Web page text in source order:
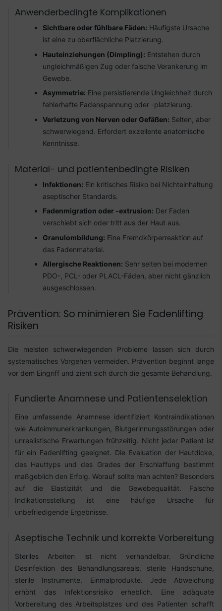
Anwenderbedingte Komplikationen
Sichtbare oder fühlbare Fäden: Häufigste Ursache
ist eine zu oberflächliche Platzierung.
Hauteinziehungen (Dimpling): Entstehen durch
ungleichmäßigen Zug oder falsche Verankerung im
Gewebe.
Asymmetrie: Eine persistierende Ungleichheit durch
fehlerhafte Fadenspannung oder -platzierung.
Verletzung von Nerven oder Gefäßen: Selten, aber
schwerwiegend. Erfordert exzellente anatomische
Kenntnisse.
Material- und patientenbedingte Risiken
Infektionen: Ein kritisches Risiko bei Nichteinhaltung
aseptischer Standards.
Fadenmigration oder -extrusion: Der Faden
verschiebt sich oder tritt aus der Haut aus.
Granulombildung: Eine Fremdkörperreaktion auf
das Fadenmaterial.
Allergische Reaktionen: Sehr selten bei modernen
PDO-, PCL- oder PLACL-Fäden, aber nicht gänzlich
ausgeschlossen.
Prävention: So minimieren Sie Fadenlifting
Risiken
Die meisten schwerwiegenden Probleme lassen sich durch
systematisches Vorgehen vermeiden. Prävention beginnt lange
vor dem Eingriff und zieht sich durch die gesamte Behandlung.
Fundierte Anamnese und Patientenselektion
Eine umfassende Anamnese identifiziert Kontraindikationen
wie Autoimmunerkrankungen, Blutgerinnungsstörungen oder
unrealistische Erwartungen frühzeitig. Nicht jeder Patient ist
für ein Fadenlifting geeignet. Die Evaluation der Hautdicke,
des Hauttyps und des Grades der Erschlaffung bestimmt
maßgeblich den Erfolg. Worauf sollte man achten? Besonders
auf die Elastizität und die Gewebequalität. Falsche
Indikationsstellung ist eine häufige Ursache für
unbefriedigende Ergebnisse.
Aseptische Technik und korrekte Vorbereitung
Steriles Arbeiten ist nicht verhandelbar. Gründliche
Desinfektion des Behandlungsareals, sterile Handschuhe,
sterile Instrumente, Einmalprodukte. Jede Abweichung
erhöht das Infektionsrisiko erheblich. Eine adäquate
Vorbereitung des Arbeitsplatzes und des Patienten schafft